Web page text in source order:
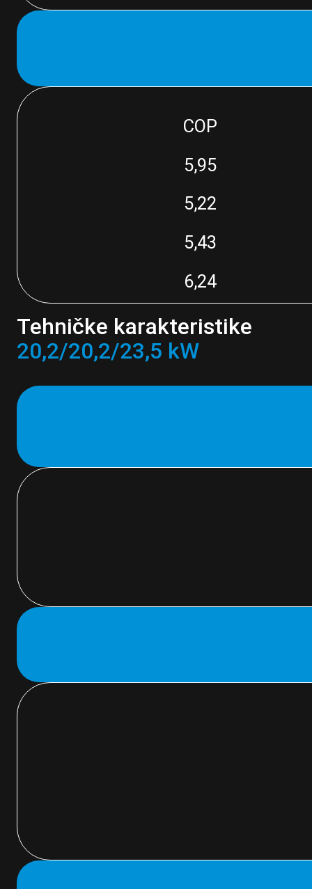
COP
5,95
5,22
5,43
6,24
Tehničke karakteristike
20,2/20,2/23,5 kW